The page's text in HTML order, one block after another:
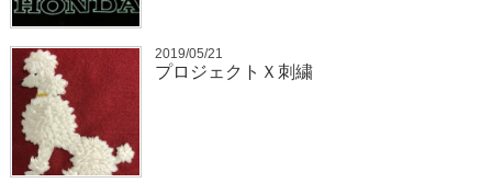
2019/05/21
プロジェクトＸ刺繍